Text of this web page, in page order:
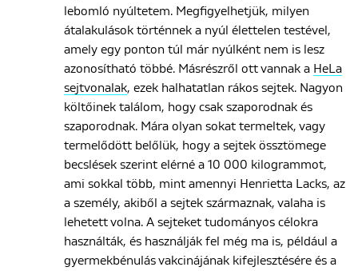
lebomló nyúltetem. Megfigyelhetjük, milyen
átalakulások történnek a nyúl élettelen testével,
amely egy ponton túl már nyúlként nem is lesz
azonosítható többé. Másrészről ott vannak a HeLa
sejtvonalak, ezek halhatatlan rákos sejtek. Nagyon
költőinek találom, hogy csak szaporodnak és
szaporodnak. Mára olyan sokat termeltek, vagy
termelődött belőlük, hogy a sejtek össztömege
becslések szerint elérné a 10 000 kilogrammot,
ami sokkal több, mint amennyi Henrietta Lacks, az
a személy, akiből a sejtek származnak, valaha is
lehetett volna. A sejteket tudományos célokra
használták, és használják fel még ma is, például a
gyermekbénulás vakcinájának kifejlesztésére és a